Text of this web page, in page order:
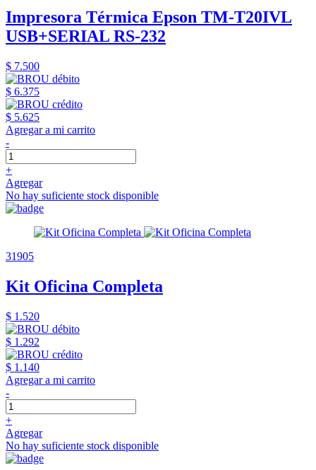
Impresora Térmica Epson TM-T20IVL
USB+SERIAL RS-232
$ 7.500
$ 6.375
$ 5.625
Agregar a mi carrito
-
+
Agregar
No hay suficiente stock disponible
31905
Kit Oficina Completa
$ 1.520
$ 1.292
$ 1.140
Agregar a mi carrito
-
+
Agregar
No hay suficiente stock disponible